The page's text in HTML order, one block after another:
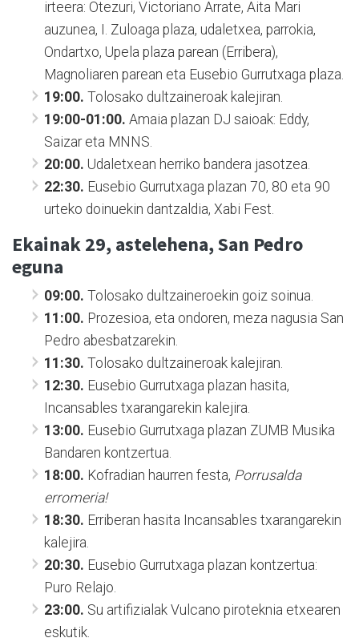
irteera: Otezuri, Victoriano Arrate, Aita Mari
auzunea, I. Zuloaga plaza, udaletxea, parrokia,
Ondartxo, Upela plaza parean (Erribera),
Magnoliaren parean eta Eusebio Gurrutxaga plaza.
19:00. Tolosako dultzaineroak kalejiran.
19:00-01:00. Amaia plazan DJ saioak: Eddy,
Saizar eta MNNS.
20:00. Udaletxean herriko bandera jasotzea.
22:30. Eusebio Gurrutxaga plazan 70, 80 eta 90
urteko doinuekin dantzaldia, Xabi Fest.
Ekainak 29, astelehena, San Pedro
eguna
09:00. Tolosako dultzaineroekin goiz soinua.
11:00. Prozesioa, eta ondoren, meza nagusia San
Pedro abesbatzarekin.
11:30. Tolosako dultzaineroak kalejiran.
12:30. Eusebio Gurrutxaga plazan hasita,
Incansables txarangarekin kalejira.
13:00. Eusebio Gurrutxaga plazan ZUMB Musika
Bandaren kontzertua.
18:00. Kofradian haurren festa, Porrusalda
erromeria!
18:30. Erriberan hasita Incansables txarangarekin
kalejira.
20:30. Eusebio Gurrutxaga plazan kontzertua:
Puro Relajo.
23:00. Su artifizialak Vulcano piroteknia etxearen
eskutik.